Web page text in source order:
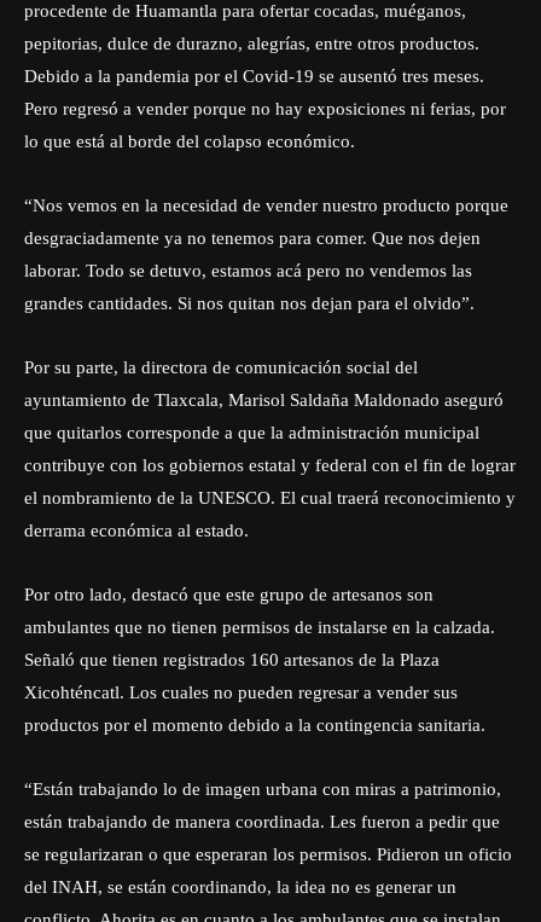
procedente de Huamantla para ofertar cocadas, muéganos,
pepitorias, dulce de durazno, alegrías, entre otros productos.
Debido a la pandemia por el Covid-19 se ausentó tres meses.
Pero regresó a vender porque no hay exposiciones ni ferias, por
lo que está al borde del colapso económico.
“Nos vemos en la necesidad de vender nuestro producto porque
desgraciadamente ya no tenemos para comer. Que nos dejen
laborar. Todo se detuvo, estamos acá pero no vendemos las
grandes cantidades. Si nos quitan nos dejan para el olvido”.
Por su parte, la directora de comunicación social del
ayuntamiento de Tlaxcala, Marisol Saldaña Maldonado aseguró
que quitarlos corresponde a que la administración municipal
contribuye con los gobiernos estatal y federal con el fin de lograr
el nombramiento de la UNESCO. El cual traerá reconocimiento y
derrama económica al estado.
Por otro lado, destacó que este grupo de artesanos son
ambulantes que no tienen permisos de instalarse en la calzada.
Señaló que tienen registrados 160 artesanos de la Plaza
Xicohténcatl. Los cuales no pueden regresar a vender sus
productos por el momento debido a la contingencia sanitaria.
“Están trabajando lo de imagen urbana con miras a patrimonio,
están trabajando de manera coordinada. Les fueron a pedir que
se regularizaran o que esperaran los permisos. Pidieron un oficio
del INAH, se están coordinando, la idea no es generar un